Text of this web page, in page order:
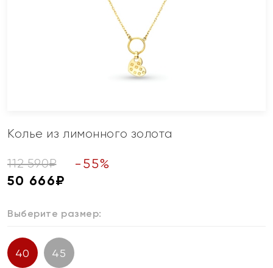
Колье из лимонного золота
112 590₽ - 55%
50 666₽
Выберите размер:
40 45